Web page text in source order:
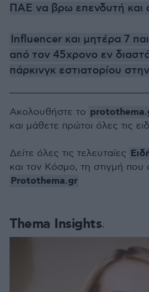
ΠΑΕ να βρω επενδυτή και
Influencer και μητέρα 7
από τον 45χρονο εν
πάρκινγκ εστιατορίου
Thema Insights
Ακολουθήστε το
και μάθετε πρώτοι όλες τις
Δείτε όλες τις τελευταίες
και τον Κόσμο, τη στιγμή που
Protothema.gr